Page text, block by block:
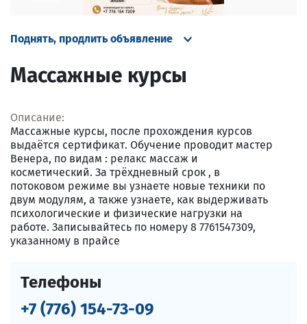
Массажные курсы
Поднять, продлить объявление
Описание:
Массажные курсы, после прохождения курсов
выдаётся сертификат. Обучение проводит мастер
Венера, по видам : релакс массаж и
косметический. За трёхдневный срок , в
потоковом режиме вы узнаете новые техники по
двум модулям, а также узнаете, как выдерживать
психологические и физические нагрузки на
работе. Записывайтесь по номеру 8 7761547309,
указанному в прайсе
Телефоны
+7 (776) 154-73-09